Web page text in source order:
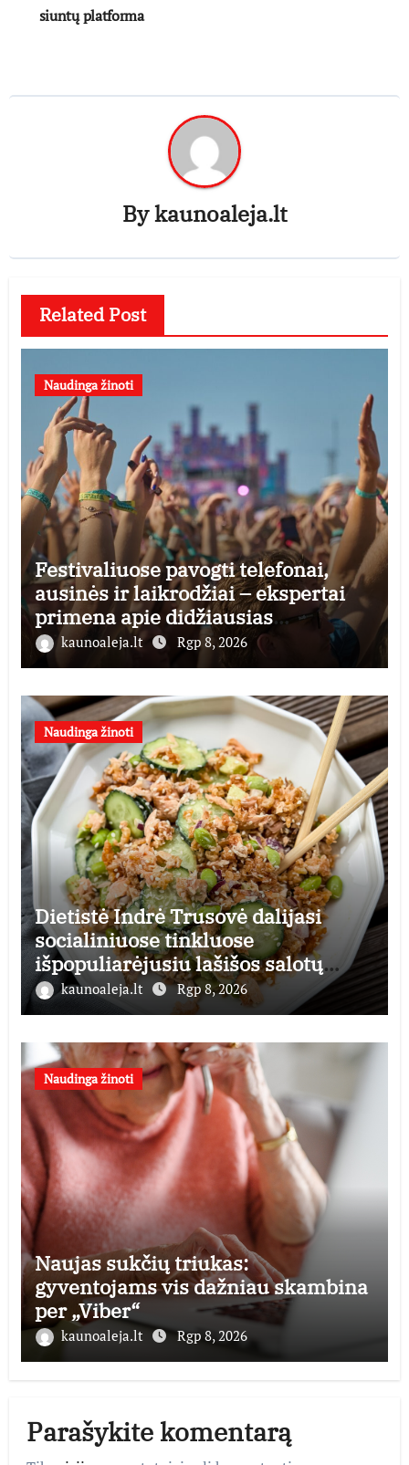
siuntų platforma
Bykaunoaleja.lt
Related Post
Naudinga žinoti
Festivaliuose pavogti telefonai,
ausinės ir laikrodžiai – ekspertai
primena apie didžiausias
finansines rizikas
kaunoaleja.lt Rgp 8, 2026
Naudinga žinoti
Dietistė Indrė Trusovė dalijasi
socialiniuose tinkluose
išpopuliarėjusiu lašišos salotų
receptu
kaunoaleja.lt Rgp 8, 2026
Naudinga žinoti
Naujas sukčių triukas:
gyventojams vis dažniau skambina
per „Viber“
kaunoaleja.lt Rgp 8, 2026
Parašykite komentarą